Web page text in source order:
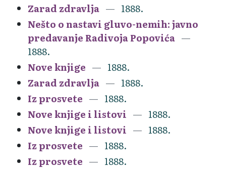
Zarad zdravlja
1888.
Nešto o nastavi gluvo-nemih: javno
predavanje Radivoja Popovića
1888.
Nove knjige
1888.
Zarad zdravlja
1888.
Iz prosvete
1888.
Nove knjige i listovi
1888.
Nove knjige i listovi
1888.
Iz prosvete
1888.
Iz prosvete
1888.